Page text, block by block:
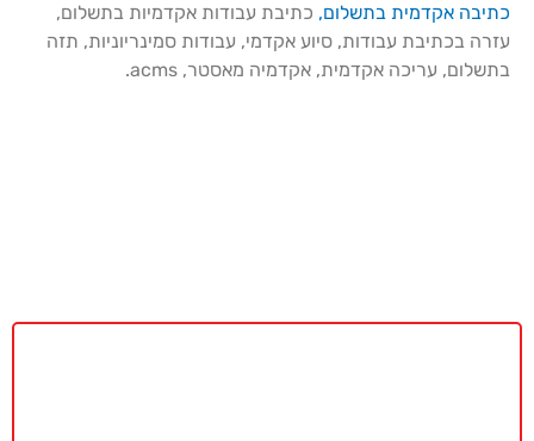
כתיבה אקדמית בתשלום, כתיבת עבודות אקדמיות בתשלום,
עזרה בכתיבת עבודות, סיוע אקדמי, עבודות סמינריוניות, תזה
בתשלום, עריכה אקדמית, אקדמיה מאסטר, acms.